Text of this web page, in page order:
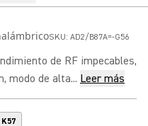
SKU: AD2/B87A=-G56
de RF impecables,
modo de alta... Leer más
K57